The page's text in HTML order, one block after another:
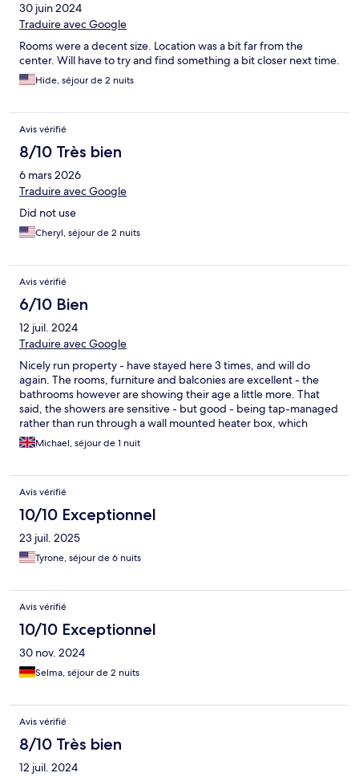
30 juin 2024
Traduire avec Google
Rooms were a decent size. Location was a bit far from the
center. Will have to try and find something a bit closer next time.
Hide, séjour de 2 nuits
Avis vérifié
8/10 Très bien
6 mars 2026
Traduire avec Google
Did not use
Cheryl, séjour de 2 nuits
Avis vérifié
6/10 Bien
12 juil. 2024
Traduire avec Google
Nicely run property - have stayed here 3 times, and will do
again. The rooms, furniture and balconies are excellent - the
bathrooms however are showing their age a little more. That
said, the showers are sensitive - but good - being tap-managed
rather than run through a wall mounted heater box, which
would be preferable. That apart, extremely good value for
money. I will return for sure.
Michael, séjour de 1 nuit
Avis vérifié
10/10 Exceptionnel
23 juil. 2025
Tyrone, séjour de 6 nuits
Avis vérifié
10/10 Exceptionnel
30 nov. 2024
Selma, séjour de 2 nuits
Avis vérifié
8/10 Très bien
12 juil. 2024